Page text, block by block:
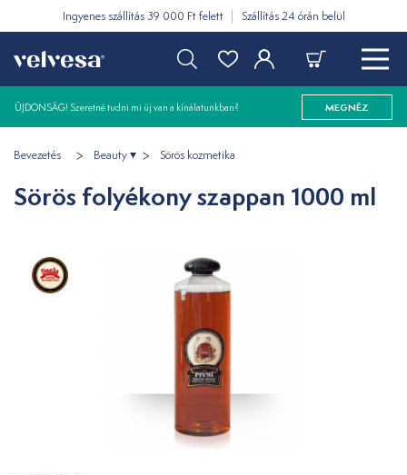
Ingyenes szállítás 39 000 Ft felett Szállítás 24 órán belül
ÚJDONSÁG! Szeretné tudni mi új van a kínálatunkban? MEGNÉZ
Bevezetés Beauty Sörös kozmetika
Sörös folyékony szappan 1000 ml